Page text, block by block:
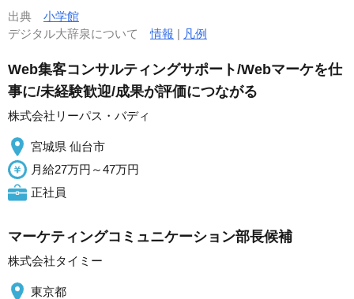
出典 小学館
デジタル大辞泉について情報 | 凡例
Web集客コンサルティングサポート/Webマーケを仕
事に/未経験歓迎/成果が評価につながる
株式会社リーパス・バディ
宮城県 仙台市
月給27万円～47万円
正社員
マーケティングコミュニケーション部長候補
株式会社タイミー
東京都